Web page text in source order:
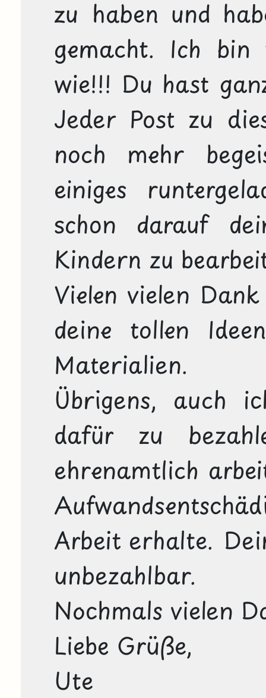
zu haben und
gemacht. Ich bin
wie!!! Du hast
Jeder Post zu
noch mehr
einiges
schon darauf
Kindern zu
Vielen vielen
deine tollen
Materialien.
Übrigens, auch
dafür zu
ehrenamtlich
Arbeit erhalte.
unbezahlbar.
Nochmals vielen
Liebe Grüße,
Ute